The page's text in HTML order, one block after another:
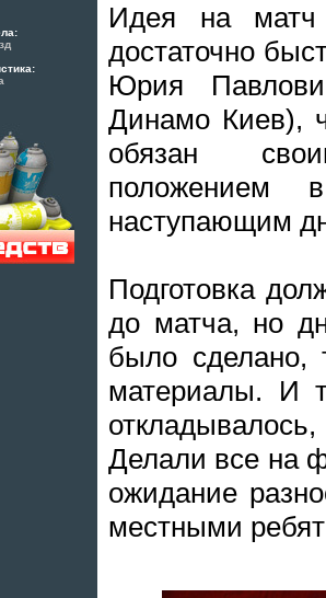
Идея на
достаточно
Юрия
Динамо Киев),
обязан
положением
наступающим
Подготовка
до матча, но
было сделано,
материалы. И
Делали все на
ожидание
местными